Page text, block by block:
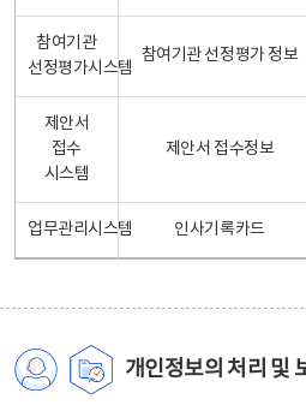
참여기관
선정평가시스템
참여기관 선정평가 정보
제안서
접수
시스템
제안서 접수정보
업무관리시스템 인사기록카드
개인정보의 처리 및